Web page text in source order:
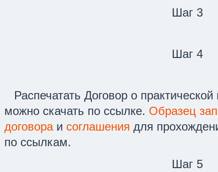
Шаг 3
Шаг 4
Распечатать Договор о
можно скачать по ссылке. Образец
договораи соглашения для
по ссылкам.
Шаг 5